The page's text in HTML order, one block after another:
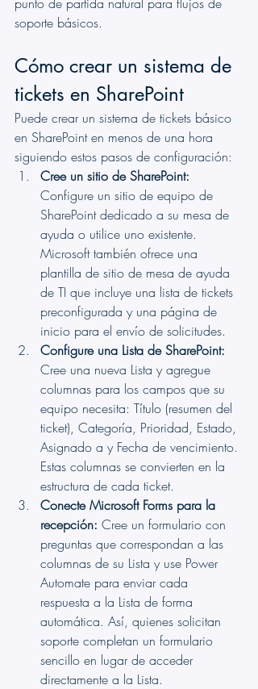
soporte básicos.
Cómo crear un sistema de
tickets en SharePoint
Puede crear un sistema de tickets básico
en SharePoint en menos de una hora
siguiendo estos pasos de configuración:
Cree un sitio de SharePoint:
Configure un sitio de equipo de
SharePoint dedicado a su mesa de
ayuda o utilice uno existente.
Microsoft también ofrece una
plantilla de sitio de mesa de ayuda
de TI que incluye una lista de tickets
preconfigurada y una página de
inicio para el envío de solicitudes.
Configure una Lista de SharePoint:
Cree una nueva Lista y agregue
columnas para los campos que su
equipo necesita: Título (resumen del
ticket), Categoría, Prioridad, Estado,
Asignado a y Fecha de vencimiento.
Estas columnas se convierten en la
estructura de cada ticket.
Conecte Microsoft Forms para la
recepción: Cree un formulario con
preguntas que correspondan a las
columnas de su Lista y use Power
Automate para enviar cada
respuesta a la Lista de forma
automática. Así, quienes solicitan
soporte completan un formulario
sencillo en lugar de acceder
directamente a la Lista.